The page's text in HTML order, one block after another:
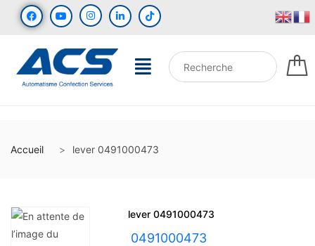
Accueil lever 0491000473
lever 0491000473
0491000473